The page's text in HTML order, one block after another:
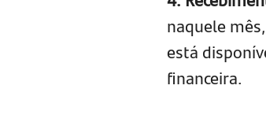
naquele
está
financeira.